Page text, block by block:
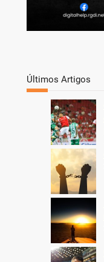
Últimos Artigos